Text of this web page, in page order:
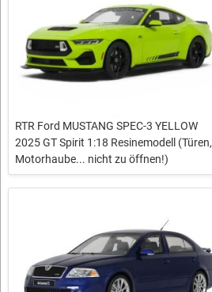
RTR Ford MUSTANG SPEC-3 YELLOW
2025 GT Spirit 1:18 Resinemodell (Türen,
Motorhaube... nicht zu öffnen!)